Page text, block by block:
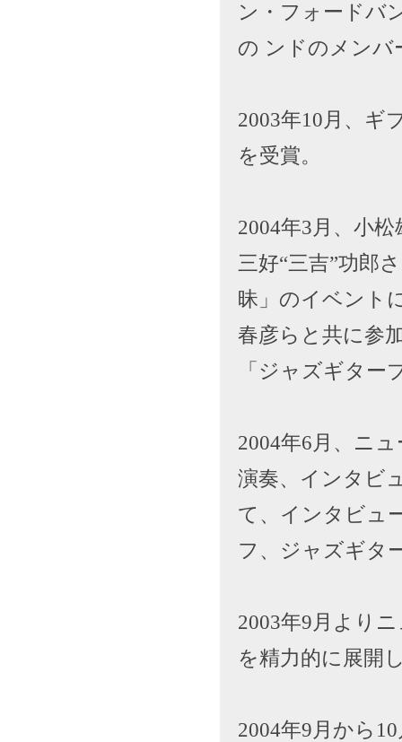
ン・フォードバ
の ンドのメンバ
2003年10月、ギ
を受賞。
2004年3月、小
三好“三吉”功郎
昧」のイベント
春彦らと共に参
「ジャズギター
2004年6月、ニ
演奏、インタビ
て、インタビュ
フ、ジャズギタ
2003年9月より
を精力的に展開
2004年9月から